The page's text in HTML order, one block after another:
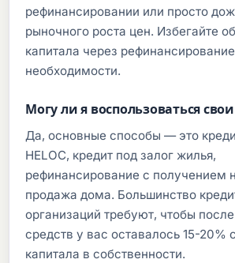
рефинансировании или просто
рыночного роста цен. Избегайте
капитала через
необходимости.
Могу ли я воспользоваться
Да, основные способы — это
HELOC, кредит под залог жилья,
рефинансирование с получением
продажа дома. Большинство
организаций требуют, чтобы
средств у вас оставалось 15-20%
капитала в собственности.